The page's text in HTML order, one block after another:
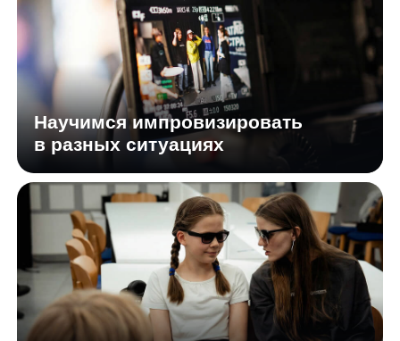
Сообщество творческих ребят,
увлеченных кино
Мастера смены — действующие
актеры театра и кино